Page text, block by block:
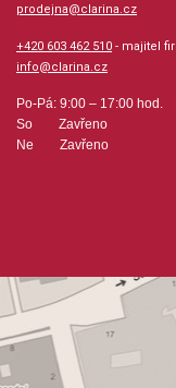
prodejna@clarina.cz
+420 603 462 510 - majitel
info@clarina.cz
Po-Pá: 9:00 – 17:00 hod.
So Zavřeno
Ne Zavřeno